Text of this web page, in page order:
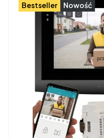
Bestseller Nowość